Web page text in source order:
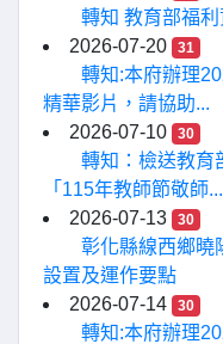
轉知 教育部福利
2026-07-20
31
轉知:本府辦理
精華影片，請協助...
2026-07-10
30
轉知：檢送教育
「115年教師節敬師...
2026-07-13
30
彰化縣線西鄉曉
設置及運作要點
2026-07-14
30
轉知:本府辦理